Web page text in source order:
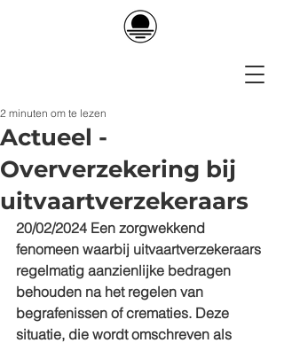
Actueel -
Oververzekering bij
uitvaartverzekeraars
2 minuten om te lezen
20/02/2024 Een zorgwekkend
fenomeen waarbij uitvaartverzekeraars
regelmatig aanzienlijke bedragen
behouden na het regelen van
begrafenissen of crematies. Deze
situatie, die wordt omschreven als